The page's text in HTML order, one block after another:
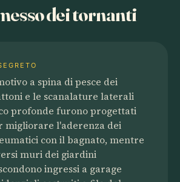
dei tornanti
a spina di pesce dei
e le scanalature laterali
profonde furono progettati
migliorare l'aderenza dei
con il bagnato, mentre
muri dei giardini
ingressi a garage